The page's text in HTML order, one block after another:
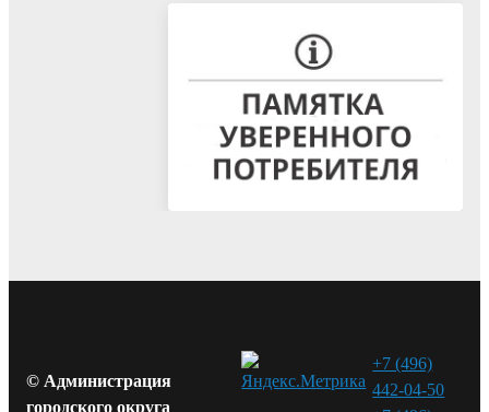
© Администрация
городского округа
+7 (496)
442-04-50